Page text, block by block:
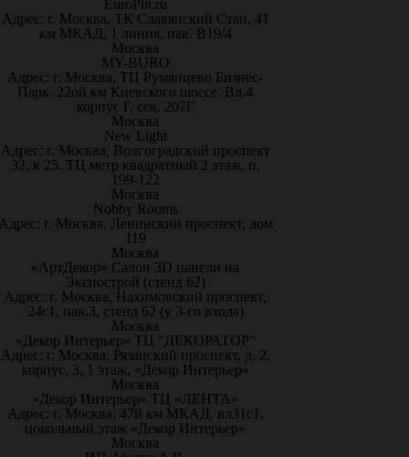
EuroPlit.ru
Адрес: г. Москва, ТК Славянский Стан, 41
км МКАД, 1 линия, пав. В19/4
Москва
MY-BURO
Адрес: г. Москва, ТЦ Румянцево Бизнес-
Парк. 22ой км Киевского шоссе. Вл.4
корпус Г, сек. 207Г
Москва
New Light
Адрес: г. Москва, Волгоградский проспект
32, к 25. ТЦ метр квадратный 2 этаж, п.
199-122
Москва
Nobby Rooms
г. Москва, Ленинский проспект, дом
119
Москва
«АртДекор» Салон 3D панели на
Экспострой (стенд 62)
Адрес: г. Москва, Нахимовский проспект,
24с1, пав.3, стенд 62 (у 3-го входа)
Москва
«Декор Интерьер» ТЦ "ДЕКОРАТОР"
Адрес: г. Москва, Рязанский проспект, д. 2,
корпус. 3, 1 этаж, «Декор Интерьер»
Москва
«Декор Интерьер» ТЦ «ЛЕНТА»
Адрес: г. Москва, 47й км МКАД, вл31с1,
цокольный этаж «Декор Интерьер»
Москва